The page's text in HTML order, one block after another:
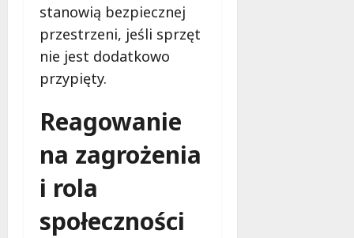
stanowią bezpiecznej
przestrzeni, jeśli sprzęt
nie jest dodatkowo
przypięty.
Reagowanie
na zagrożenia
i rola
społeczności